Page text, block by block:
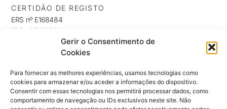
Gerir o Consentimento de
Cookies
Para fornecer as melhores experiências, usamos tecnologias como
cookies para armazenar e/ou aceder a informações do dispositivo.
Consentir com essas tecnologias nos permitirá processar dados, como
comportamento de navegação ou IDs exclusivos neste site. Não
CERTIDÃO DE REGISTO
ERS nº E168484
ERS nº E176253
ERS nº E176254
Política de Privacidade
Política de Cookies
NEWSLETTER